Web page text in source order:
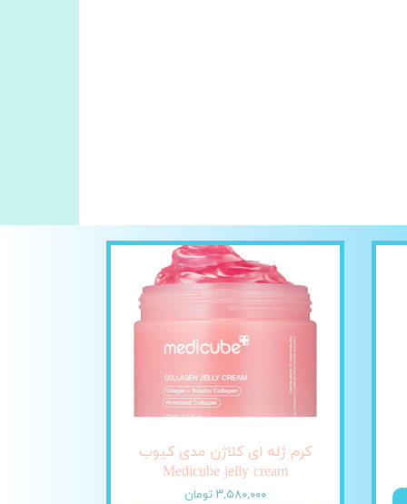
کرم ژله ای کلاژن مدی کیوب
Medicube jelly cream
۳,۵۸۰,۰۰۰ تومان